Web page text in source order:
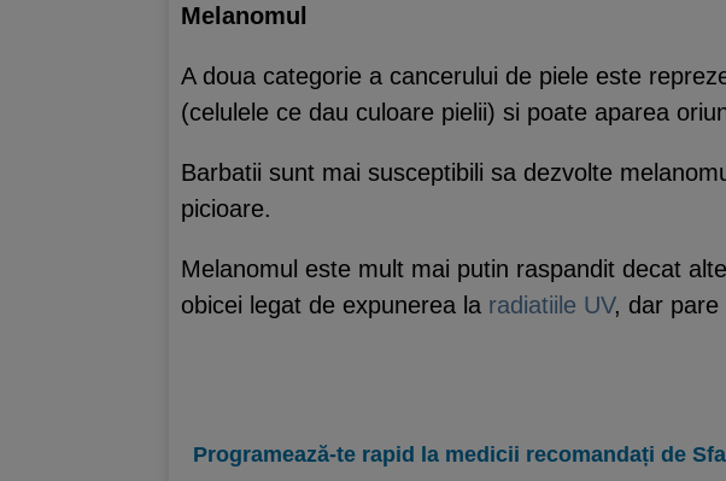
Melanomul
A doua categorie a cancerului de piele este
(celulele ce dau culoare pielii) si poate aparea
Barbatii sunt mai susceptibili sa dezvolte
picioare.
Melanomul este mult mai putin raspandit decat
obicei legat de expunerea la radiatiile UV, dar pare
Programează-te rapid la medicii recomandați de